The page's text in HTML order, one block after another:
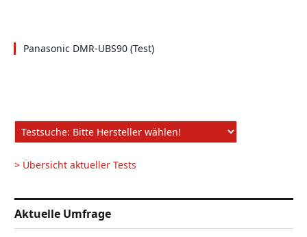
Panasonic DMR-UBS90 (Test)
> Übersicht aktueller Tests
Aktuelle Umfrage